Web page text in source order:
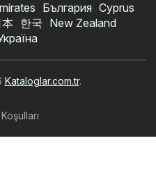
България Cyprus
本 한국 New Zealand
Kataloglar.com.tr.